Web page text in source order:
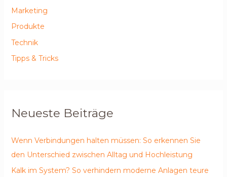
Marketing
Produkte
Technik
Tipps & Tricks
Neueste Beiträge
Wenn Verbindungen halten müssen: So erkennen Sie
den Unterschied zwischen Alltag und Hochleistung
Kalk im System? So verhindern moderne Anlagen teure